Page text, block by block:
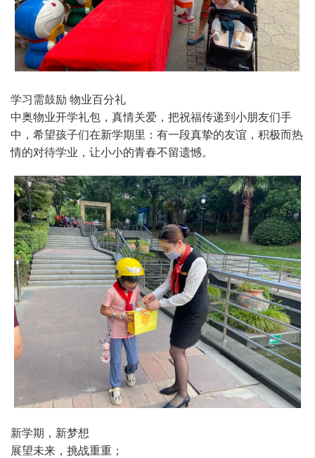
学习需鼓励 物业百分礼
中奥物业开学礼包，真情关爱，把祝福传递到小朋友们手
中，希望孩子们在新学期里：有一段真挚的友谊，积极而热
情的对待学业，让小小的青春不留遗憾。
新学期，新梦想
展望未来，挑战重重；